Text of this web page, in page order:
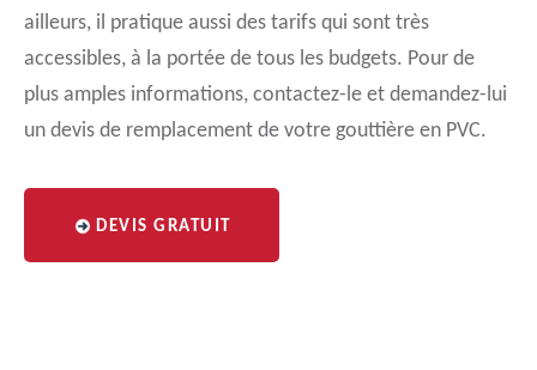
ailleurs, il pratique aussi des tarifs qui sont très
accessibles, à la portée de tous les budgets. Pour de
plus amples informations, contactez-le et demandez-lui
un devis de remplacement de votre gouttière en PVC.
DEVIS GRATUIT